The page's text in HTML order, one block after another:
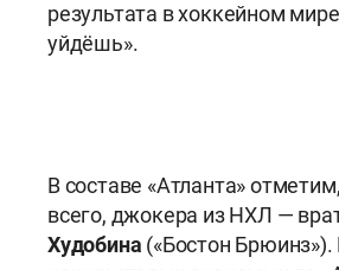
результата в хоккейном
уйдёшь».
В составе «Атланта»
всего, джокера из НХЛ —
Худобина («Бостон Брюинз»).